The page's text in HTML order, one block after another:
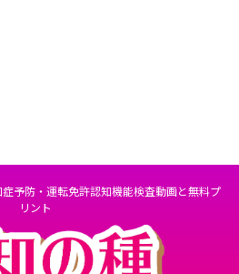
予防・運転免許認知機能検査動画と無料プ
リント